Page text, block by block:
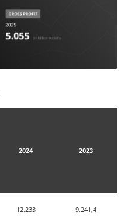
2024 2023
12.233 9.241,4